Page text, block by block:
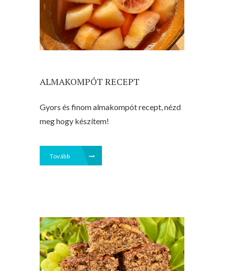
ALMAKOMPÓT RECEPT
Gyors és finom almakompót recept, nézd
meg hogy készítem!
Tovább